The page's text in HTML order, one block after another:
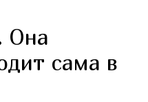
Она
сама в